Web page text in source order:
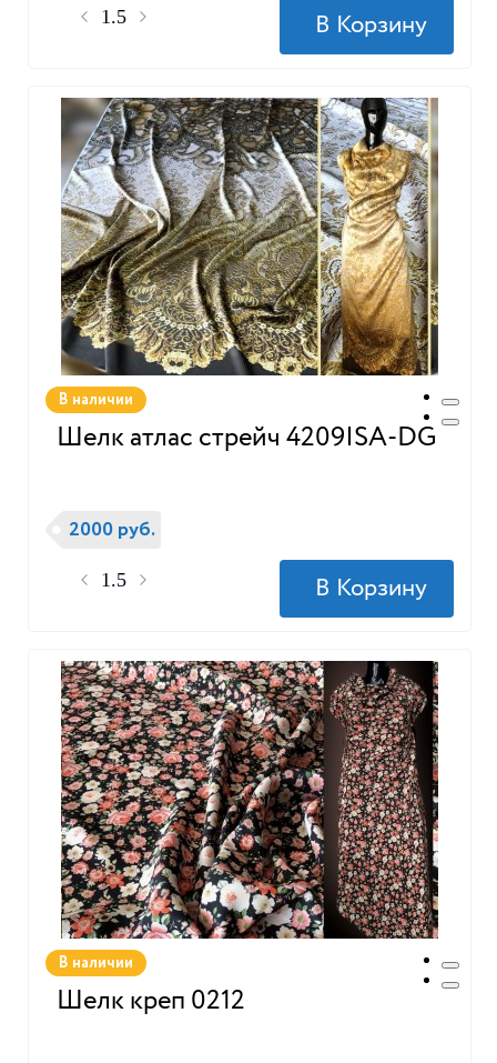
В наличии
Шелк атлас стрейч 4209ISA-DG
2000 руб.
В наличии
Шелк креп 0212